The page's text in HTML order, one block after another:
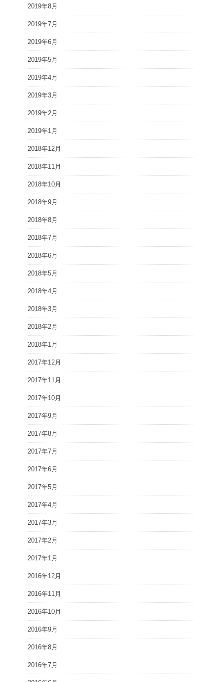
2019年8月
2019年7月
2019年6月
2019年5月
2019年4月
2019年3月
2019年2月
2019年1月
2018年12月
2018年11月
2018年10月
2018年9月
2018年8月
2018年7月
2018年6月
2018年5月
2018年4月
2018年3月
2018年2月
2018年1月
2017年12月
2017年11月
2017年10月
2017年9月
2017年8月
2017年7月
2017年6月
2017年5月
2017年4月
2017年3月
2017年2月
2017年1月
2016年12月
2016年11月
2016年10月
2016年9月
2016年8月
2016年7月